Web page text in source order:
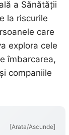
a Sănătății
la riscurile
care
explora cele
îmbarcarea,
companiile
[Arata/Ascunde]